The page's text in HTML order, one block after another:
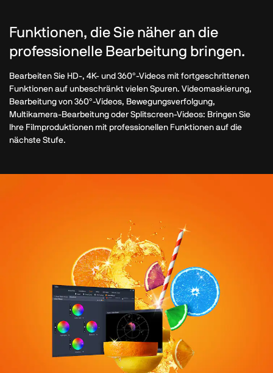
Funktionen, die Sie näher an die
professionelle Bearbeitung bringen.
Bearbeiten Sie HD-, 4K- und 360°-Videos mit fortgeschrittenen
Funktionen auf unbeschränkt vielen Spuren. Videomaskierung,
Bearbeitung von 360°-Videos, Bewegungsverfolgung,
Multikamera-Bearbeitung oder Splitscreen-Videos: Bringen Sie
Ihre Filmproduktionen mit professionellen Funktionen auf die
nächste Stufe.